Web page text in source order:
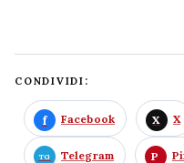
CONDIVIDI:
Facebook X
Telegram